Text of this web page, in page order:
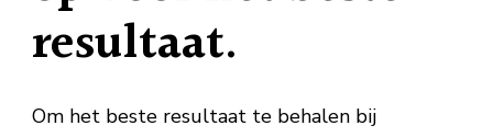
resultaat.
Om het beste resultaat te behalen bij